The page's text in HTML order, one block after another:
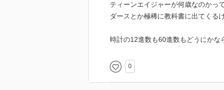
ティーンエイジャーが何歳なのかっ
ダースとか極稀に教科書に出てくる
時計の12進数も60進数もどうにかな
0